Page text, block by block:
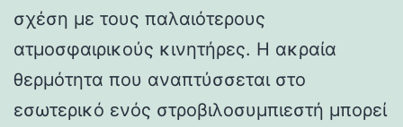
σχέση με τους παλαιότερους
ατμοσφαιρικούς κινητήρες. Η ακραία
θερμότητα που αναπτύσσεται στο
εσωτερικό ενός στροβιλοσυμπιεστή μπορεί